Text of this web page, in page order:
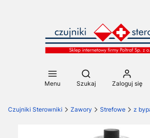
Menu
Otwórz
Szukaj Zaloguj się
Czujniki Sterowniki Zawory Strefowe z